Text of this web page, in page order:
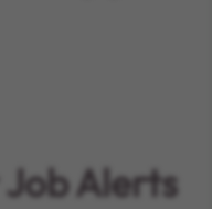
Alerts